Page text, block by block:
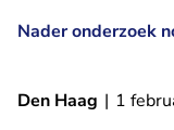
Nader onderzoek
Den Haag | 1